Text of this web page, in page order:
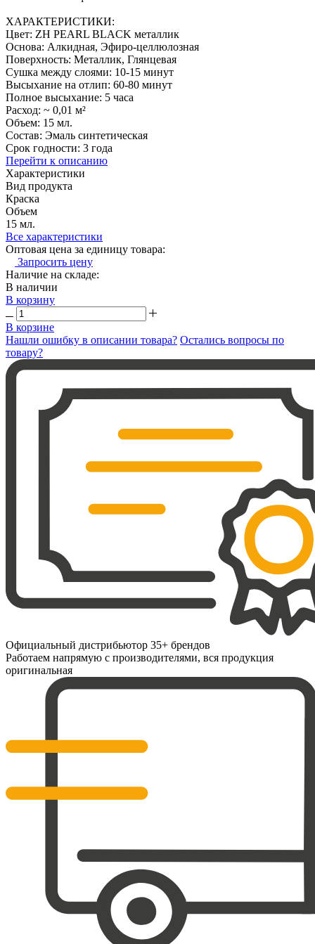
ХАРАКТЕРИСТИКИ:
Цвет: ZH PEARL BLACK металлик
Основа: Алкидная, Эфиро-целлюлозная
Поверхность: Металлик, Глянцевая
Сушка между слоями: 10-15 минут
Высыхание на отлип: 60-80 минут
Полное высыхание: 5 часа
Расход: ~ 0,01 м²
Объем: 15 мл.
Состав: Эмаль синтетическая
Срок годности: 3 года
Перейти к описанию
Характеристики
Вид продукта
Краска
Объем
15 мл.
Все характеристики
Оптовая цена за единицу товара:
Запросить цену
Наличие на складе:
В наличии
В корзину
В корзине
Нашли ошибку в описании товара? Остались вопросы по
товару?
Официальный дистрибьютор 35+ брендов
Работаем напрямую с производителями, вся продукция
оригинальная